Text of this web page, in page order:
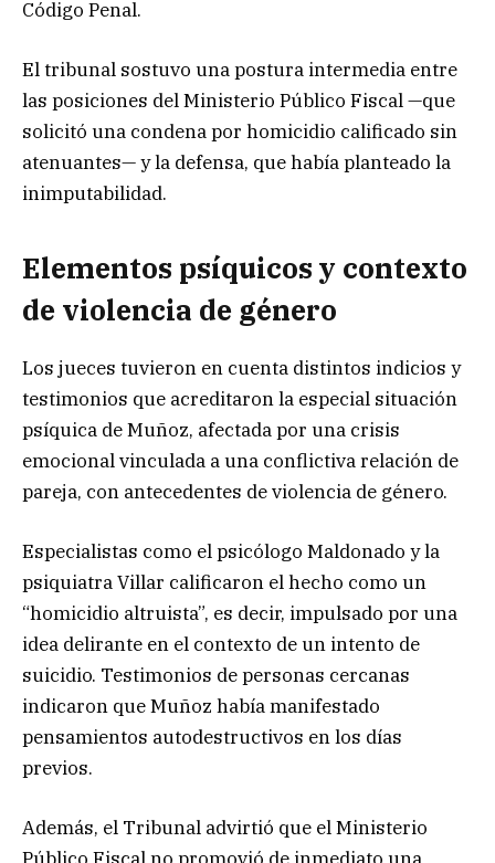
Código Penal.
El tribunal sostuvo una postura intermedia entre
las posiciones del Ministerio Público Fiscal —que
solicitó una condena por homicidio calificado sin
atenuantes— y la defensa, que había planteado la
inimputabilidad.
Elementos psíquicos y contexto
de violencia de género
Los jueces tuvieron en cuenta distintos indicios y
testimonios que acreditaron la especial situación
psíquica de Muñoz, afectada por una crisis
emocional vinculada a una conflictiva relación de
pareja, con antecedentes de violencia de género.
Especialistas como el psicólogo Maldonado y la
psiquiatra Villar calificaron el hecho como un
“homicidio altruista”, es decir, impulsado por una
idea delirante en el contexto de un intento de
suicidio. Testimonios de personas cercanas
indicaron que Muñoz había manifestado
pensamientos autodestructivos en los días
previos.
Además, el Tribunal advirtió que el Ministerio